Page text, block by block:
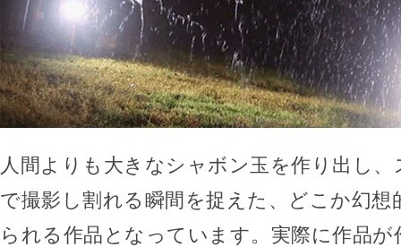
人間よりも大きなシャボン玉を作り出し
で撮影し割れる瞬間を捉えた、どこか幻想
られる作品となっています。実際に作品